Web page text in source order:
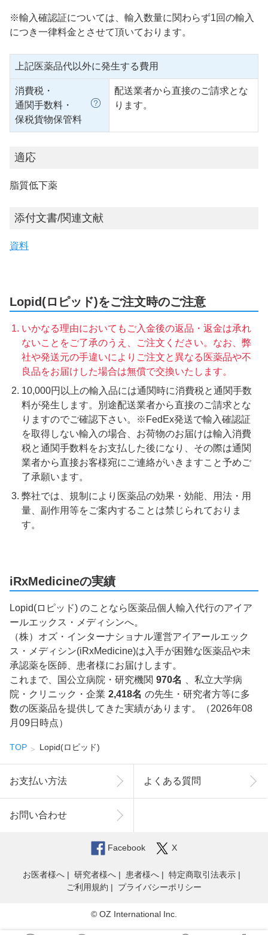
※輸入確認証については、輸入数量に関わらず1回の輸入
につき一律料金とさせて頂いております。
上記医薬品代以外に発生する費用
消費税・
通関手数料・
保税貨物保管料
配送業者から直接のご請求とな
ります。
適応
脂質低下薬
添付文書/関連文献
資料
Lopid(ロピッド)をご注文時のご注意
いかなる理由においてもご入金後の返品・返金は承れ
ないことをご了承のうえ、ご注文ください。なお、弊
社や発送元の手違いによりご注文と異なる医薬品や不
良品をお届けした場合は無償で交換いたします。
10,000円以上の輸入品には通関時に消費税と通関手数
料が発生します。別途配送業者から直接のご請求とな
りますのでご確認下さい。※FedEx発送で輸入確認証
を取得しない輸入の場合、お荷物のお届けは輸入消費
税と通関手数料をお支払した後になり、その際は通関
業者から直接お客様宛にご連絡がいきますこと予めご
了承願います。
弊社では、規制により医薬品の効果・効能、用法・用
量、副作用等をご案内することは禁じられておりま
す。
iRxMedicineの実績
Lopid(ロピッド) のことなら医薬品個人輸入代行のアイア
ールエックス・メディシンへ。
（株）オズ・インターナショナル運営アイアールエック
ス・メディシン(iRxMedicine)は入手が困難な医薬品や未
承認薬を医師、患者様にお届けします。
これまで、国公立病院・研究機関 970名
、私立大学病
院・クリニック・企業 2,418名 の先生・研究者方等に多
数の医薬品を提供してきた実績があります。（2026年08
月09日時点）
TOP Lopid(ロピッド)
お支払い方法 よくある質問
お問い合わせ
Facebook X
お医者様へ 研究者様へ 患者様へ
特定商取引法表示
ご利用規約
プライバシーポリシー
© OZ International Inc.